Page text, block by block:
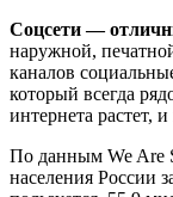
Соцсети —
наружной,
каналов
который всегда
интернета растет,
По данным We Are
населения России